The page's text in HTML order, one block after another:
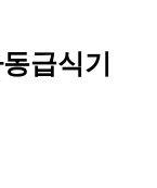
급식기